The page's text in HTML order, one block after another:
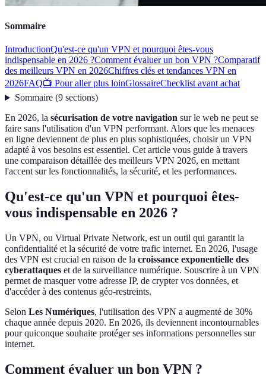
Sommaire
IntroductionQu'est-ce qu'un VPN et pourquoi êtes-vous
indispensable en 2026 ?Comment évaluer un bon VPN ?Comparatif
des meilleurs VPN en 2026Chiffres clés et tendances VPN en
2026FAQ📺 Pour aller plus loinGlossaireChecklist avant achat
Sommaire(9 sections)
En 2026, la sécurisation de votre navigation sur le web ne peut se
faire sans l'utilisation d'un VPN performant. Alors que les menaces
en ligne deviennent de plus en plus sophistiquées, choisir un VPN
adapté à vos besoins est essentiel. Cet article vous guide à travers
une comparaison détaillée des meilleurs VPN 2026, en mettant
l'accent sur les fonctionnalités, la sécurité, et les performances.
Qu'est-ce qu'un VPN et pourquoi êtes-
vous indispensable en 2026 ?
Un VPN, ou Virtual Private Network, est un outil qui garantit la
confidentialité et la sécurité de votre trafic internet. En 2026, l'usage
des VPN est crucial en raison de la croissance exponentielle des
cyberattaques et de la surveillance numérique. Souscrire à un VPN
permet de masquer votre adresse IP, de crypter vos données, et
d'accéder à des contenus géo-restreints.
Selon Les Numériques, l'utilisation des VPN a augmenté de 30%
chaque année depuis 2020. En 2026, ils deviennent incontournables
pour quiconque souhaite protéger ses informations personnelles sur
internet.
Comment évaluer un bon VPN ?